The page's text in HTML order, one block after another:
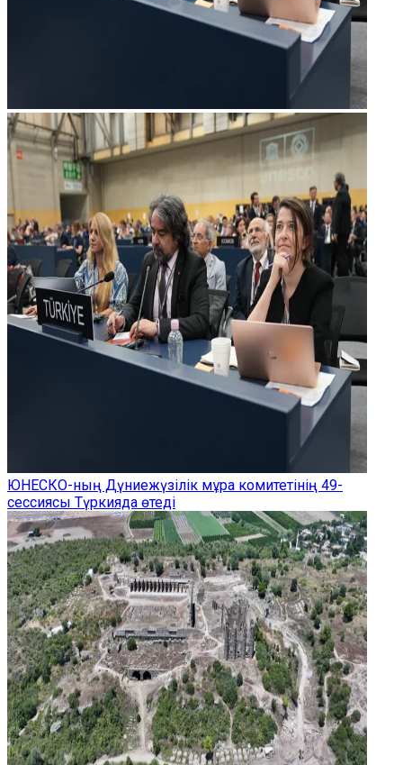
ЮНЕСКО-ның Дүниежүзілік мұра комитетінің 49-
сессиясы Түркияда өтеді